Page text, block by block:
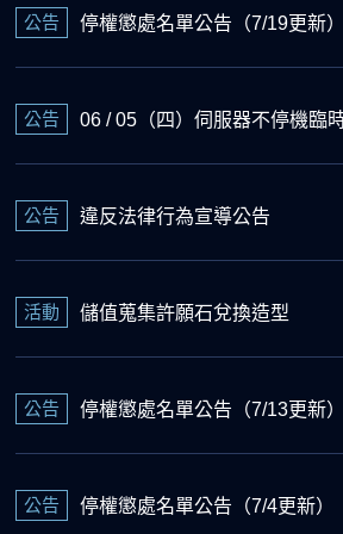
公告 停權懲處名單公告（7/19更新）
公告 06 / 05（四）伺服器不停機臨
公告 違反法律行為宣導公告
活動 儲值蒐集許願石兌換造型
公告 停權懲處名單公告（7/13更新）
公告 停權懲處名單公告（7/4更新）